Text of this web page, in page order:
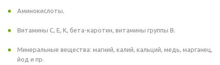
Аминокислоты.
Витамины С, Е, К, бета-каротин, витамины группы В.
Минеральные вещества: магний, калий, кальций, медь, марганец,
йод и пр.